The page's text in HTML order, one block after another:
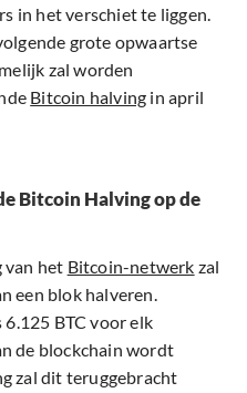
in het verschiet te liggen.
grote opwaartse
zal worden
Bitcoin halving in april
Bitcoin Halving op de
van het Bitcoin-netwerk zal
een blok halveren.
BTC voor elk
de blockchain wordt
zal dit teruggebracht